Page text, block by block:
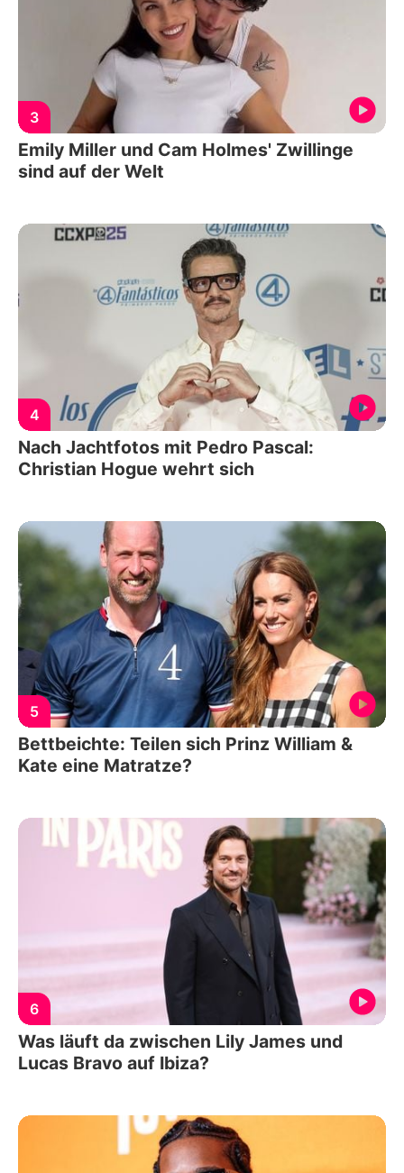
3
Emily Miller und Cam Holmes' Zwillinge
sind auf der Welt
4
Nach Jachtfotos mit Pedro Pascal:
Christian Hogue wehrt sich
5
Bettbeichte: Teilen sich Prinz William &
Kate eine Matratze?
6
Was läuft da zwischen Lily James und
Lucas Bravo auf Ibiza?